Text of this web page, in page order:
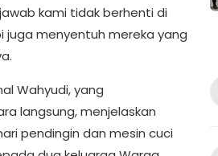
kami tidak berhenti di
menyentuh mereka yang
Wahyudi, yang
langsung, menjelaskan
pendingin dan mesin cuci